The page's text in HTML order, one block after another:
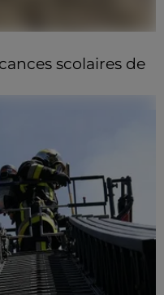
scolaires de